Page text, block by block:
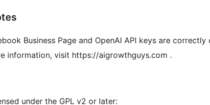
Business Page and OpenAI API keys are
information, visit https://aigrowthguys.com .
under the GPL v2 or later: